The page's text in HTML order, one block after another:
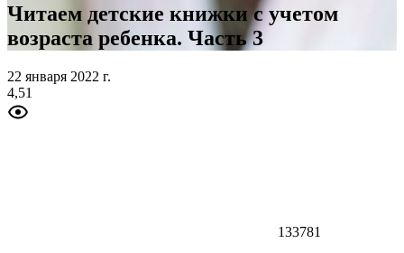
Читаем детские книжки с учетом
возраста ребенка. Часть 3
22 января 2022 г.
4,51
133781